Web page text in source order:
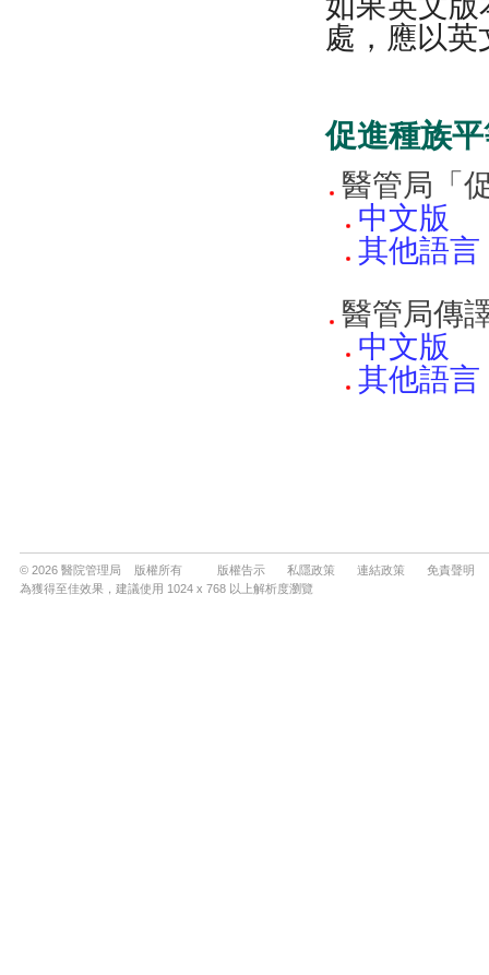
© 2026 醫院管理局 版權所有 版權告示 私隱政策 連結政策
免責聲明
為獲得至佳效果，建議使用 1024 x 768 以上解析度瀏覽